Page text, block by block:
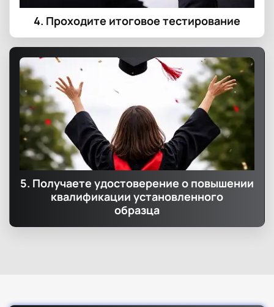
4. Проходите итоговое тестирование
5. Получаете удостоверение о повышении
квалификации установленного
образца